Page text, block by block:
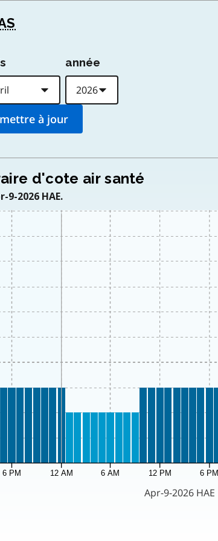
année
d'cote air santé
9-2026 HAE.
6 PM 12 AM 6 AM 12 PM 6 PM
Apr-9-2026 HAE